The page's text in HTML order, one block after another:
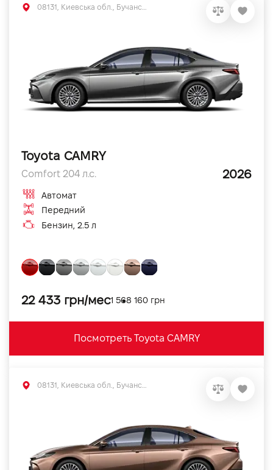
Toyota CAMRY
Comfort 204 л.с. 2026
Автомат
Передний
Бензин, 2.5 л
22 433 грн/мес1 568 160 грн
Посмотреть Toyota CAMRY
акціями, послугами та новинками